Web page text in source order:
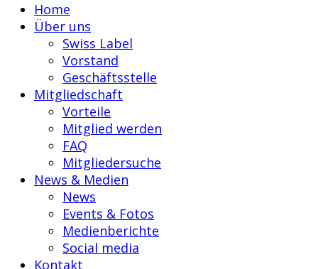
Home
Über uns
Swiss Label
Vorstand
Geschäftsstelle
Mitgliedschaft
Vorteile
Mitglied werden
FAQ
Mitgliedersuche
News & Medien
News
Events & Fotos
Medienberichte
Social media
Kontakt